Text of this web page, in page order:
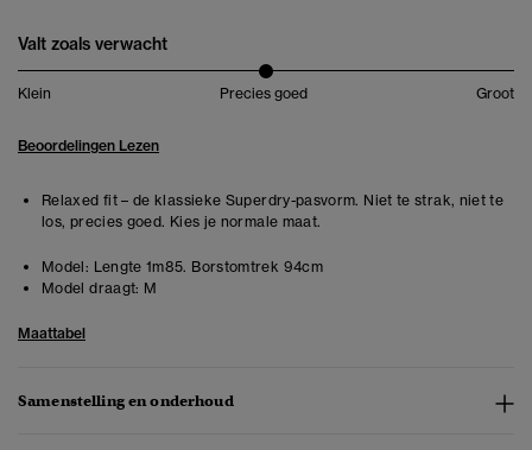
Valt zoals verwacht
Klein Precies goed Groot
Beoordelingen Lezen
Relaxed fit – de klassieke Superdry-pasvorm. Niet te strak, niet te
los, precies goed. Kies je normale maat.
Model: Lengte 1m85. Borstomtrek 94cm
Model draagt: M
Maattabel
Samenstelling en onderhoud